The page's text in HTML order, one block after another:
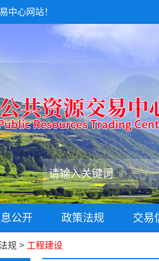
中心网站！
公开 政策法规 交易
规 > 工程建设